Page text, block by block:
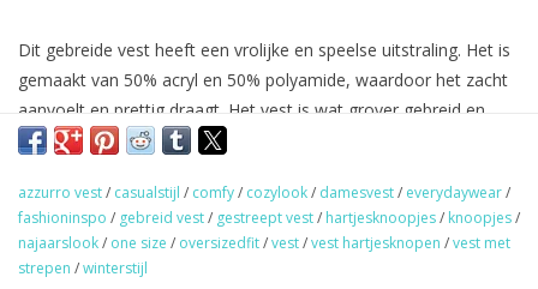
Dit gebreide vest heeft een vrolijke en speelse uitstraling. Het is
gemaakt van 50% acryl en 50% polyamide, waardoor het zacht
aanvoelt en prettig draagt. Het vest is wat grover gebreid en
uitgevoerd met strepen in drie verschillende kleuren. Aan de
terugkomt in de strepen.
Maat: one size, past met maat S t/m L.
Model: Bionda heeft normaal gesproken maat M en is 169 cm
azzurro vest/ casualstijl / comfy/ cozylook/ damesvest/ everydaywear/
fashioninspo / gebreid vest/ gestreept vest/ hartjesknoopjes/ knoopjes/
najaarslook/ one size / oversizedfit/vest/vest hartjesknopen /vest met
strepen /winterstijl